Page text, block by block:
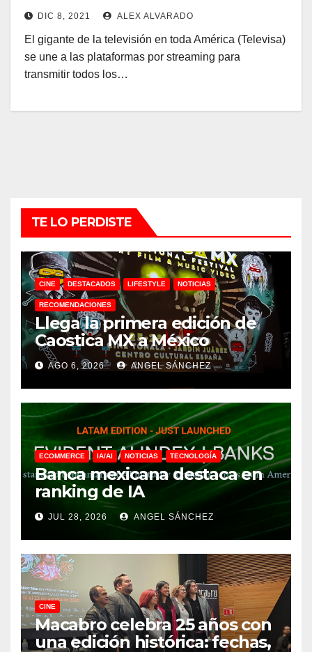
DIC 8, 2021 ALEX ALVARADO
El gigante de la televisión en toda América (Televisa)
se une a las plataformas por streaming para
transmitir todos los…
TE LO PERDISTE
CINE DESTACADOS LIFESTYLE NOTICIAS
RECOMENDACIONES
Llega la primera edición de
Caostica MX a México
AGO 6, 2026 ANGEL SÁNCHEZ
ECOMMERCE IA/AI NOTICIAS TECNOLOGÍA
Banca mexicana destaca en
ranking de IA
JUL 28, 2026 ANGEL SÁNCHEZ
CINE
Macabro celebra 25 años con
una edición histórica: fechas,